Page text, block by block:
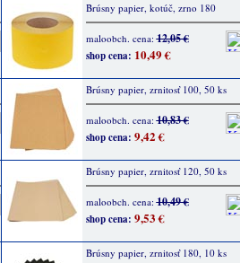
Brúsny papier, kotúč, zrno 180
maloobch. cena:12,05 €
shop cena: 10,49 €
Brúsny papier, zrnitosť 100, 50 ks
maloobch. cena:10,83 €
shop cena: 9,42 €
Brúsny papier, zrnitosť 120, 50 ks
maloobch. cena:10,49 €
shop cena: 9,53 €
Brúsny papier, zrnitosť 180, 10 ks